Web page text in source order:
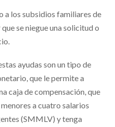
a los subsidios familiares de
se niegue una solicitud o
ayudas son un tipo de
que le permite a
caja de compensación, que
a cuatro salarios
(SMMLV) y tenga